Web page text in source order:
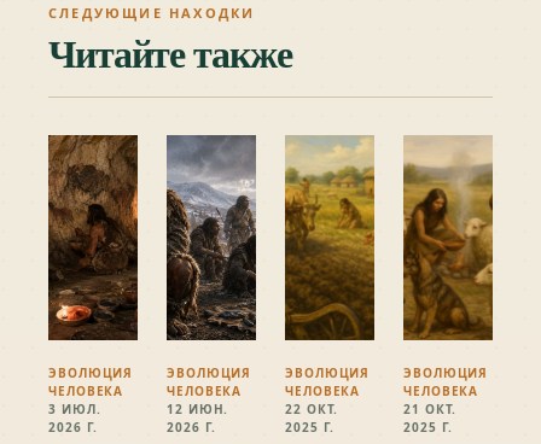
СЛЕДУЮЩИЕ НАХОДКИ
Читайте также
ЭВОЛЮЦИЯ
ЧЕЛОВЕКА
3 ИЮЛ.
2026 Г.
ЭВОЛЮЦИЯ
ЧЕЛОВЕКА
12 ИЮН.
2026 Г.
ЭВОЛЮЦИЯ
ЧЕЛОВЕКА
22 ОКТ.
2025 Г.
ЭВОЛЮЦИЯ
ЧЕЛОВЕКА
21 ОКТ.
2025 Г.